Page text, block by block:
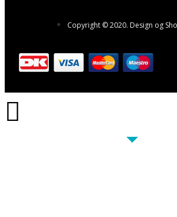
Copyright © 2020. Design og